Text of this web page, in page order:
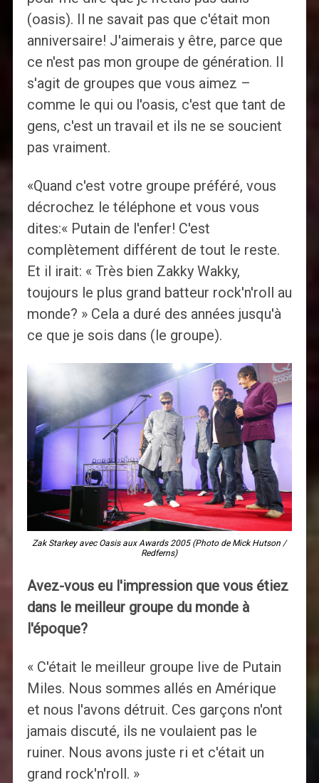
(oasis). Il ne savait pas que c'était mon
anniversaire! J'aimerais y être, parce que
ce n'est pas mon groupe de génération. Il
s'agit de groupes que vous aimez –
comme le qui ou l'oasis, c'est que tant de
gens, c'est un travail et ils ne se soucient
pas vraiment.
«Quand c'est votre groupe préféré, vous
décrochez le téléphone et vous vous
dites:« Putain de l'enfer! C'est
complètement différent de tout le reste.
Et il irait: « Très bien Zakky Wakky,
toujours le plus grand batteur rock'n'roll au
monde? » Cela a duré des années jusqu'à
ce que je sois dans (le groupe).
Zak Starkey avec Oasis aux Awards 2005 (Photo de Mick Hutson /
Redferns)
Avez-vous eu l'impression que vous étiez
dans le meilleur groupe du monde à
l'époque?
« C'était le meilleur groupe live de Putain
Miles. Nous sommes allés en Amérique
et nous l'avons détruit. Ces garçons n'ont
jamais discuté, ils ne voulaient pas le
ruiner. Nous avons juste ri et c'était un
grand rock'n'roll. »